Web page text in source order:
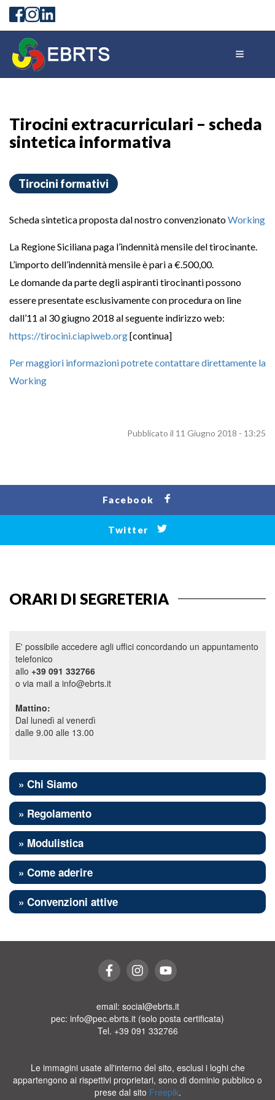
Tirocini extracurriculari – scheda
sintetica informativa
Tirocini formativi
Scheda sintetica proposta dal nostro convenzionatoWorking
La Regione Siciliana paga l’indennità mensile del tirocinante.
L’importo dell’indennità mensile è pari a €.500,00.
Le domande da parte degli aspiranti tirocinanti possono
essere presentate esclusivamente con procedura on line
dall’11 al 30 giugno 2018 al seguente indirizzo web:
https://tirocini.ciapiweb.org[continua]
Per maggiori informazioni potrete contattare direttamente la
Working
Pubblicato il 11 Giugno 2018 - 13:25
Facebook
Twitter
ORARI DI SEGRETERIA
E' possibile accedere agli uffici concordando un appuntamento
telefonico
allo +39 091 332766
o via mail a info@ebrts.it
Mattino:
Dal lunedì al venerdì
dalle 9.00 alle 13.00
» Chi Siamo
» Regolamento
» Modulistica
» Come aderire
» Convenzioni attive
email: social@ebrts.it
pec: info@pec.ebrts.it (solo posta certificata)
Tel. +39 091 332766
Le immagini usate all'interno del sito, esclusi i loghi che
appartengono ai rispettivi proprietari, sono di dominio pubblico o
prese dal sito Freepik.